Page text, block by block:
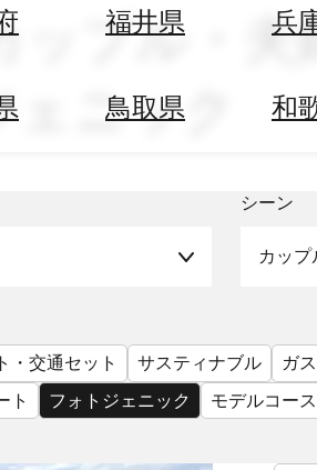
福井県 兵
鳥取県 和
ップル・夫
ニック
シーン
カッ
・交通セット サスティナブル ガ
ト フォトジェニック モデルコース